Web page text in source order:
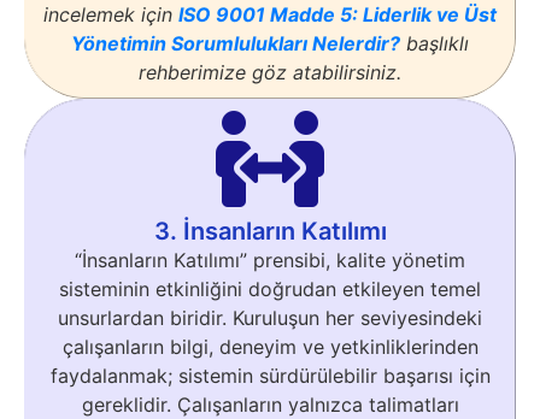
incelemek için ISO 9001 Madde 5: Liderlik ve Üst
Yönetimin Sorumlulukları Nelerdir? başlıklı
rehberimize göz atabilirsiniz.
3. İnsanların Katılımı
“İnsanların Katılımı” prensibi, kalite yönetim
sisteminin etkinliğini doğrudan etkileyen temel
unsurlardan biridir. Kuruluşun her seviyesindeki
çalışanların bilgi, deneyim ve yetkinliklerinden
faydalanmak; sistemin sürdürülebilir başarısı için
gereklidir. Çalışanların yalnızca talimatları